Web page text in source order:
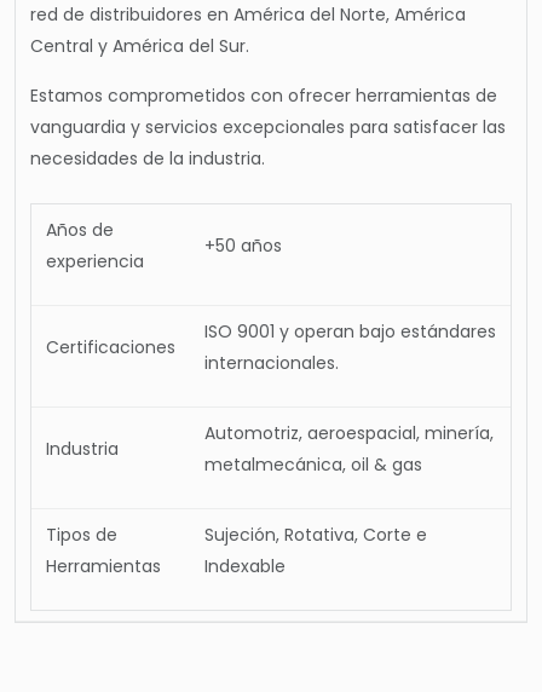
red de distribuidores en América del Norte, América
Central y América del Sur.
Estamos comprometidos con ofrecer herramientas de
vanguardia y servicios excepcionales para satisfacer las
necesidades de la industria.
Años de
experiencia
+50 años
Certificaciones
ISO 9001 y operan bajo estándares
internacionales.
Industria
Automotriz, aeroespacial, minería,
metalmecánica, oil & gas
Tipos de
Herramientas
Sujeción, Rotativa, Corte e
Indexable